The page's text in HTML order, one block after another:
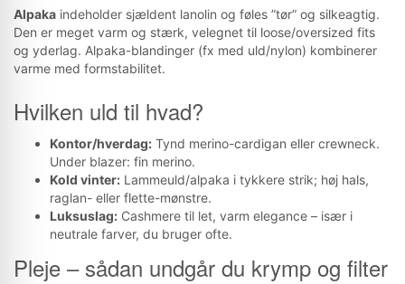
Alpaka indeholder sjældent lanolin og føles ”tør” og silkeagtig.
Den er meget varm og stærk, velegnet til loose/oversized fits
og yderlag. Alpaka-blandinger (fx med uld/nylon) kombinerer
varme med formstabilitet.
Hvilken uld til hvad?
Kontor/hverdag: Tynd merino-cardigan eller crewneck.
Under blazer: fin merino.
Kold vinter: Lammeuld/alpaka i tykkere strik; høj hals,
raglan- eller flette-mønstre.
Luksuslag: Cashmere til let, varm elegance – især i
neutrale farver, du bruger ofte.
Pleje – sådan undgår du krymp og filter